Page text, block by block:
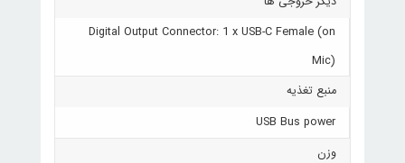
Digital Output Connector: 1 x USB-C Female (on
Mic)
منبع تغذیه
USB Bus power
وزن